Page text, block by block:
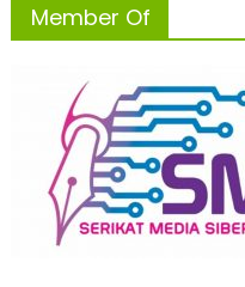
Member Of